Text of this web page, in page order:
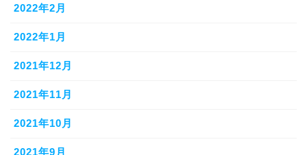
2022年2月
2022年1月
2021年12月
2021年11月
2021年10月
2021年9月